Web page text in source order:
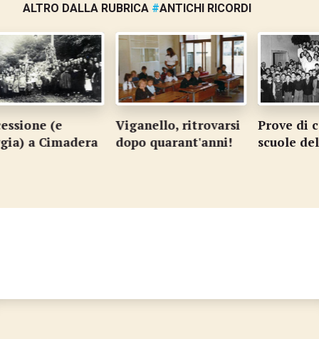
ALTRO DALLA RUBRICA #ANTICHI RICORDI
(e
a Cimadera
Viganello, ritrovarsi
dopo quarant'anni!
Prove di
scuole del